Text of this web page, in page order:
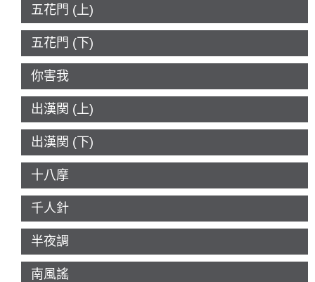
五花門 (上)
五花門 (下)
你害我
出漢関 (上)
出漢関 (下)
十八摩
千人針
半夜調
南風謠